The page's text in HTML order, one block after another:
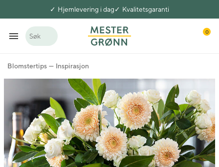
Hjemlevering i dag Kvalitetsgaranti
Søk
0
Blomstertips Inspirasjon